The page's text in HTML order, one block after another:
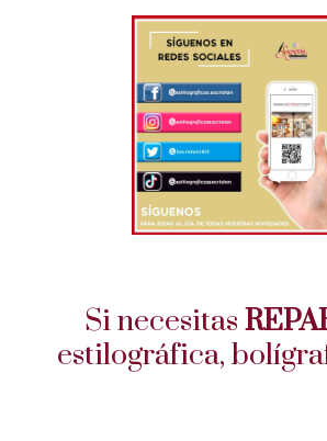
Si necesitas
estilográfica,